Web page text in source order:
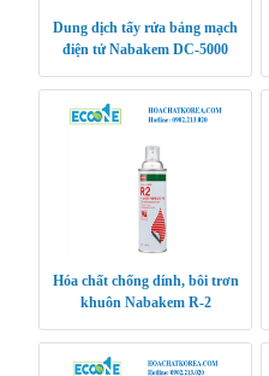
Dung dịch tẩy rửa bảng mạch
điện tử Nabakem DC-5000
Hóa chất chống dính, bôi trơn
khuôn Nabakem R-2